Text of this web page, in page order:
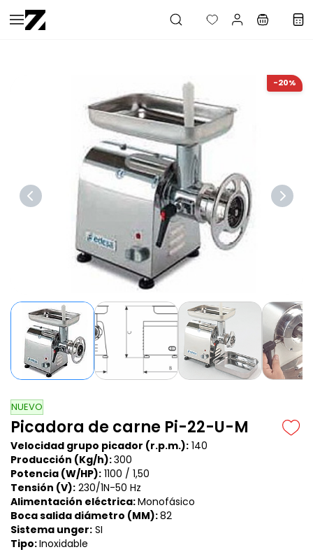
Saltar al
contenido
-20%
NUEVO
Picadora de carne Pi-22-U-M
Velocidad grupo picador (r.p.m.): 140
Producción (Kg/h):300
Potencia (W/HP): 1100 / 1,50
Tensión (V): 230/1N-50 Hz
Alimentación eléctrica:Monofásico
Boca salida diámetro (MM):82
Sistema unger: SI
Tipo:Inoxidable